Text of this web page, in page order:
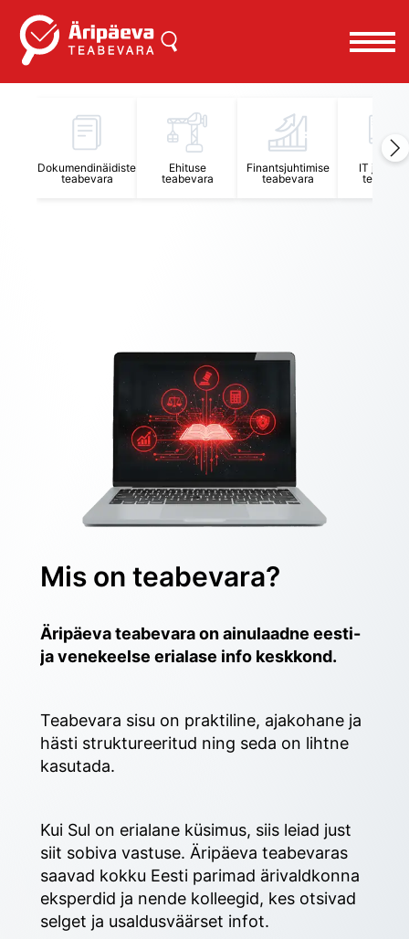
Dokumendinäidiste
teabevara
Ehituse
teabevara
Finantsjuhtimise
teabevara
IT
Mis on teabevara?
Äripäeva teabevara on ainulaadne eesti-
ja venekeelse erialase info keskkond.
Teabevara sisu on praktiline, ajakohane ja
hästi struktureeritud ning seda on lihtne
kasutada.
Kui Sul on erialane küsimus, siis leiad just
siit sobiva vastuse. Äripäeva teabevaras
saavad kokku Eesti parimad ärivaldkonna
eksperdid ja nende kolleegid, kes otsivad
selget ja usaldusväärset infot.